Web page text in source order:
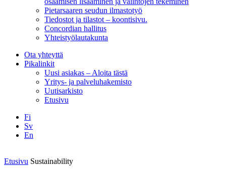
Pietarsaaren seudun ilmastotyö
Tiedostot ja tilastot – koontisivu.
Concordian hallitus
Yhteistyölautakunta
Ota yhteyttä
Pikalinkit
Uusi asiakas – Aloita tästä
Yritys- ja palveluhakemisto
Uutisarkisto
Etusivu
Fi
Sv
En
Etusivu Sustainability